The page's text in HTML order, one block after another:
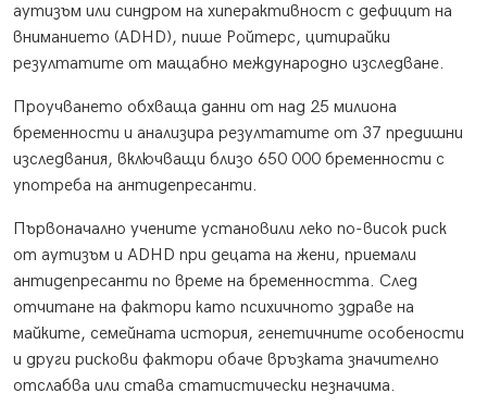
аутизъм или синдром на хиперактивност с дефицит на
вниманието (ADHD), пише Ройтерс, цитирайки
резултатите от мащабно международно изследване.
Проучването обхваща данни от над 25 милиона
бременности и анализира резултатите от 37 предишни
изследвания, включващи близо 650 000 бременности с
употреба на антидепресанти.
Първоначално учените установили леко по-висок риск
от аутизъм и ADHD при децата на жени, приемали
антидепресанти по време на бременността. След
отчитане на фактори като психичното здраве на
майките, семейната история, генетичните особености
и други рискови фактори обаче връзката значително
отслабва или става статистически незначима.